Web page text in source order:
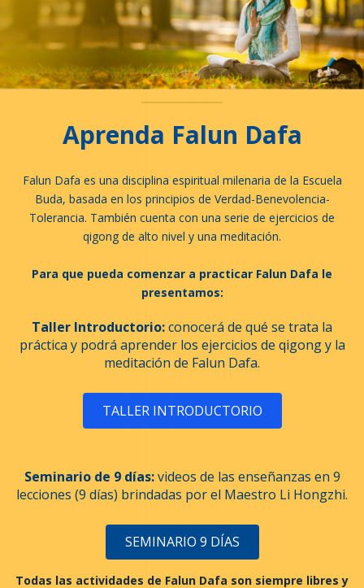
Aprenda Falun Dafa
Falun Dafa es una disciplina espiritual milenaria de la Escuela
Buda, basada en los principios de Verdad-Benevolencia-
Tolerancia. También cuenta con una serie de ejercicios de
qigong de alto nivel y una meditación.
Para que pueda comenzar a practicar Falun Dafa le
presentamos:
Taller Introductorio:conocerá de qué se trata la
práctica y podrá aprender los ejercicios de qigong y la
meditación de Falun Dafa.
TALLER INTRODUCTORIO
Seminario de 9 días:videos de las enseñanzas en 9
lecciones (9 días) brindadas por el Maestro Li Hongzhi.
SEMINARIO 9 DÍAS
Todas las actividades de Falun Dafa son siempre libres y